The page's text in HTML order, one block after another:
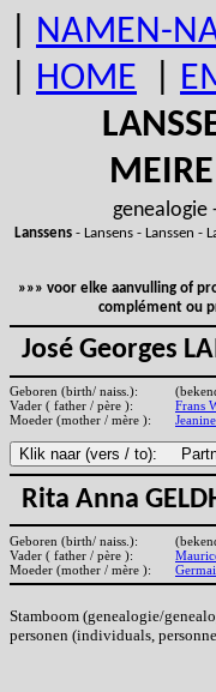
NAMEN-
HOME
genealogie
Lanssens- Lansens - Lanssen
»»» voor elke aanvulling of
complément ou
José Georges
Geboren (birth/ naiss.):
Vader ( father / père ):
Frans
Moeder (mother / mère ):
Rita Anna
Geboren (birth/ naiss.):
Vader ( father / père ):
Moeder (mother / mère ):
Stamboom (genealogie/
personen (individuals,